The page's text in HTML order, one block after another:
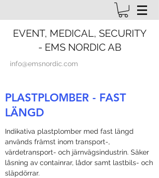
EVENT, MEDICAL, SECURITY
- EMS NORDIC AB
info@emsnordic.com
PLASTPLOMBER - FAST
LÄNGD
Indikativa plastplomber med fast längd
används främst inom transport-,
värdetransport- och järnvägsindustrin. Säker
låsning av containrar, lådor samt lastbils- och
släpdörrar.